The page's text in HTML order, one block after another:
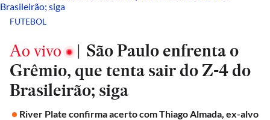
FUTEBOL
Ao vivo | São Paulo enfrenta o
Grêmio, que tenta sair do Z-4 do
Brasileirão; siga
River Plate confirma acerto com Thiago Almada, ex-alvo